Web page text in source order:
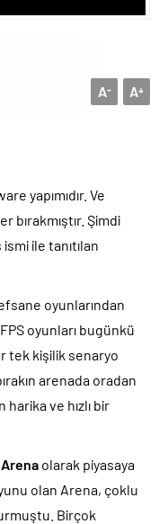
A+
A-
yapımıdır. Ve
bırakmıştır. Şimdi
ile tanıtılan
efsane oyunlarından
oyunları bugünkü
tek kişilik senaryo
arenada oradan
ve hızlı bir
olarak piyasaya
olan Arena, çoklu
Birçok